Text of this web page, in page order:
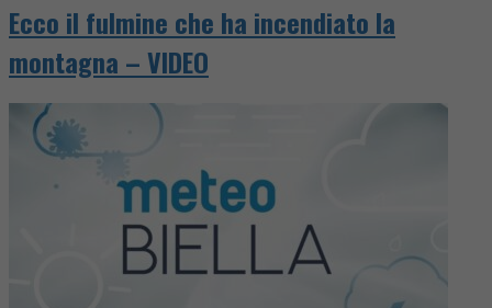
Ecco il fulmine che ha incendiato la
montagna – VIDEO